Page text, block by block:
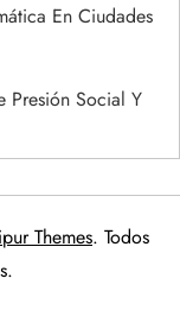
En Ciudades
Presión Social Y
Themes. Todos